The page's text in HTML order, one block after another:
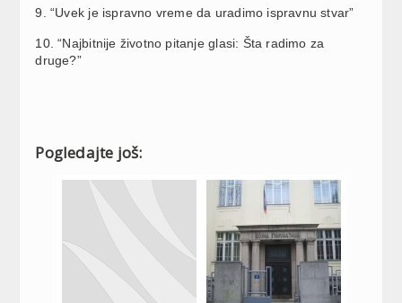
9. “Uvek je ispravno vreme da uradimo ispravnu stvar”
10. “Najbitnije životno pitanje glasi: Šta radimo za
druge?”
Pogledajte još: